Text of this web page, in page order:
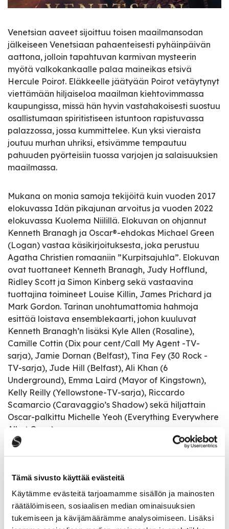
Tämä sivusto käyttää evästeitä
Käytämme evästeitä tarjoamamme sisällön ja mainosten
räätälöimiseen, sosiaalisen median ominaisuuksien
tukemiseen ja kävijämäärämme analysoimiseen. Lisäksi
Venetsian aaveet sijoittuu toisen maailmansodan
jälkeiseen Venetsiaan pahaenteisesti pyhäinpäivän
aattona, jolloin tapahtuvan karmivan mysteerin
myötä valkokankaalle palaa maineikas etsivä
Hercule Poirot. Eläkkeelle jäätyään Poirot vetäytynyt
viettämään hiljaiseloa maailman kiehtovimmassa
kaupungissa, missä hän hyvin vastahakoisesti suostuu
osallistumaan spiritistiseen istuntoon rapistuvassa
palazzossa, jossa kummittelee. Kun yksi vieraista
joutuu murhan uhriksi, etsivämme tempautuu
pahuuden pyörteisiin tuossa varjojen ja salaisuuksien
maailmassa.
Mukana on monia samoja tekijöitä kuin vuoden 2017
elokuvassa Idän pikajunan arvoitus ja vuoden 2022
elokuvassa Kuolema Niilillä. Elokuvan on ohjannut
Kenneth Branagh ja Oscar®-ehdokas Michael Green
(Logan) vastaa käsikirjoituksesta, joka perustuu
Agatha Christien romaaniin ”Kurpitsajuhla”. Elokuvan
ovat tuottaneet Kenneth Branagh, Judy Hofflund,
Ridley Scott ja Simon Kinberg sekä vastaavina
tuottajina toimineet Louise Killin, James Prichard ja
Mark Gordon. Tarinan unohtumattomia hahmoja
esittää loistava ensemblekaarti, johon kuuluvat
Kenneth Branagh’n lisäksi Kyle Allen (Rosaline),
Camille Cottin (Dix pour cent/Call My Agent -TV-
sarja), Jamie Dornan (Belfast), Tina Fey (30 Rock -
TV-sarja), Jude Hill (Belfast), Ali Khan (6
Underground), Emma Laird (Mayor of Kingstown),
Kelly Reilly (Yellowstone-TV-sarja), Riccardo
Scamarcio (Caravaggio’s Shadow) sekä hiljattain
Oscar-palkittu Michelle Yeoh (Everything Everywhere
All at Once).
Tapahtumatiedot
Tapahtuman järjestäjä
Saarijärven Pullistus ry